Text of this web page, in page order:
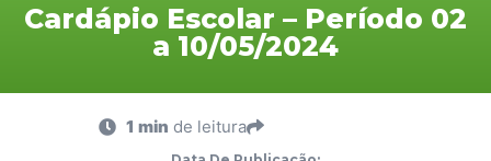
Cardápio Escolar – Período 02
a 10/05/2024
1 min de leitura